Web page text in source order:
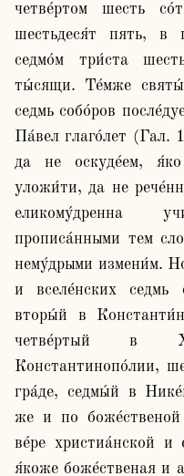
четве́ртом шесть
шестьдеся́т пять, в
седмо́м три́ста
ты́сящи. Те́мже
седмь собо́ров
Па́вел глаго́лет (Гал.
да не оскуде́ем,
уложи́ти, да не
еликому́дренна
прописа́нными тем
нему́дрыми измени́м.
и вселе́нских
вторы́й в
четве́ртый в
Константинопо́лии,
гра́де, седмы́й в
же и по боже́ственой
ве́ре христиа́нской и
я́коже боже́ственая и